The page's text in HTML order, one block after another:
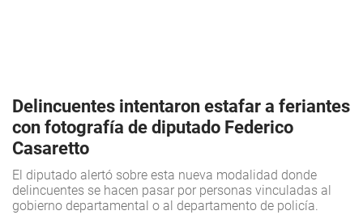
Delincuentes intentaron estafar a feriantes
con fotografía de diputado Federico
Casaretto
El diputado alertó sobre esta nueva modalidad donde
delincuentes se hacen pasar por personas vinculadas al
gobierno departamental o al departamento de policía.